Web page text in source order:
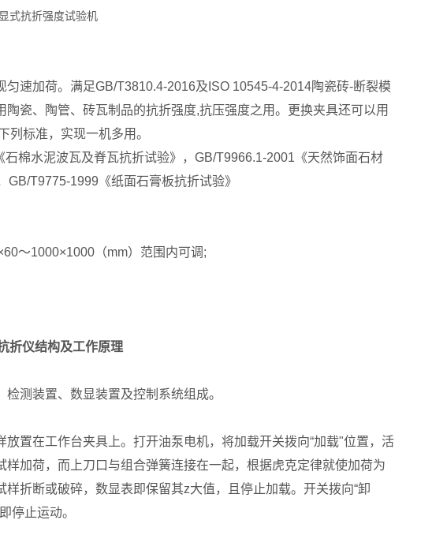
速加荷。满足GB/T3810.4-2016及ISO 10545-4-2014陶瓷砖-断裂模
瓷、陶管、砖瓦制品的抗折强度,抗压强度之用。更换夹具还可以用
列标准，实现一机多用。
棉水泥波瓦及脊瓦抗折试验》，GB/T9966.1-2001《天然饰面石材
T9775-1999《纸面石膏板抗折试验》
～1000×1000（mm）范围内可调;
折仪结构及工作原理
测装置、数显装置及控制系统组成。
置在工作台夹具上。打开油泵电机，将加载开关拨向“加载"位置，活
加荷，而上刀口与组合弹簧连接在一起，根据虎克定律就使加荷为
折断或破碎，数显表即保留其z大值，且停止加载。开关拨向“卸
停止运动。